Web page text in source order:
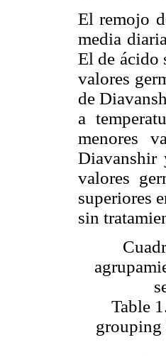
El remojo
media
El de ácido
valores
de
a
menores
Diavanshir
valores
superiores
sin
Table
grouping